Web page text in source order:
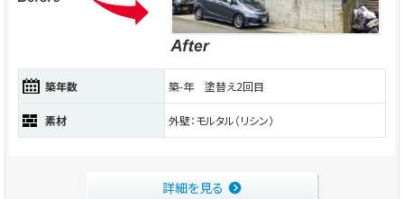
築年数 築-年 塗替え2回目
素材 外壁：モルタル（リシン）
詳細を見る